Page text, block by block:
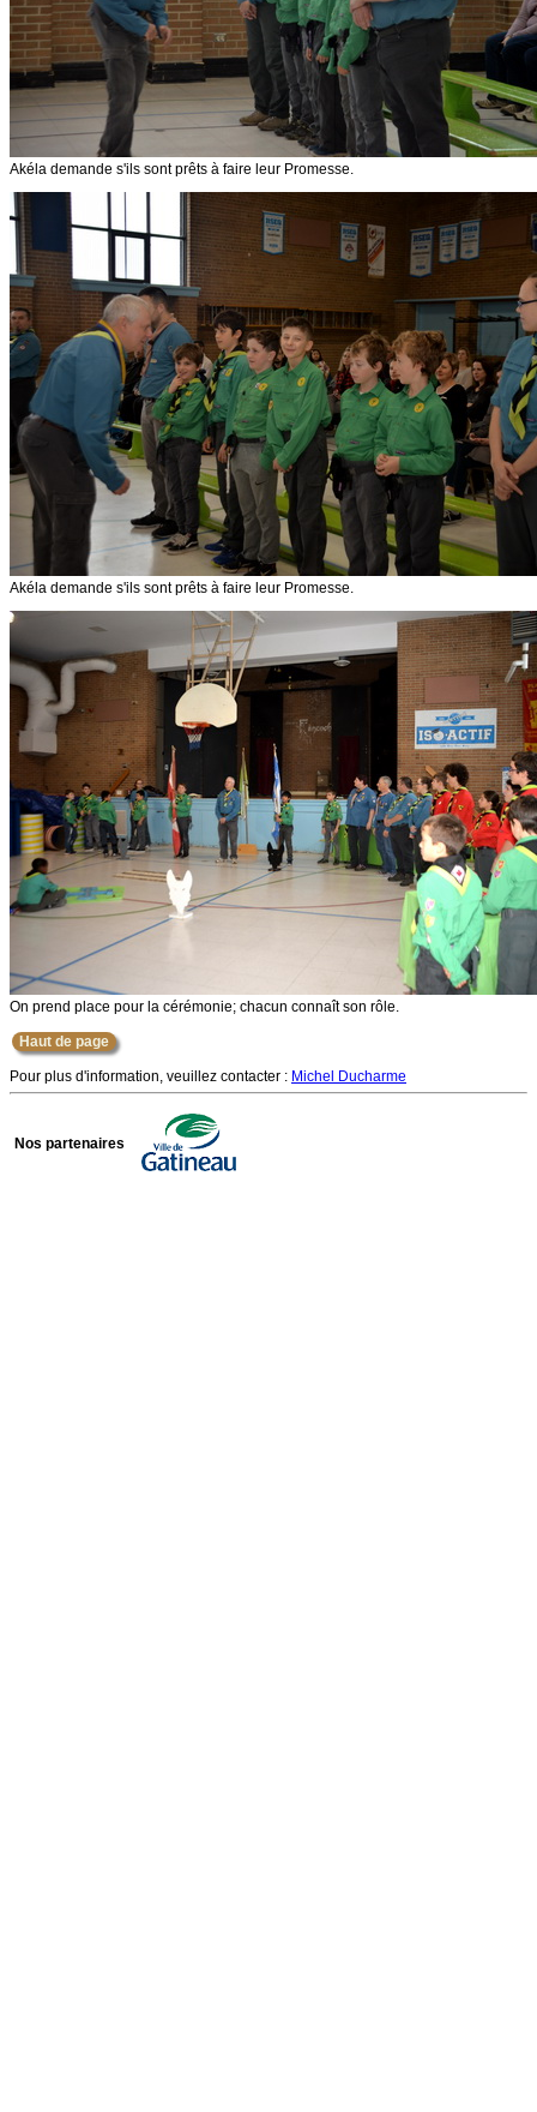
Akéla demande s'ils sont prêts à faire leur Promesse.
Akéla demande s'ils sont prêts à faire leur Promesse.
On prend place pour la cérémonie; chacun connaît son rôle.
Haut de page
Pour plus d'information, veuillez contacter : Michel Ducharme
Nos partenaires